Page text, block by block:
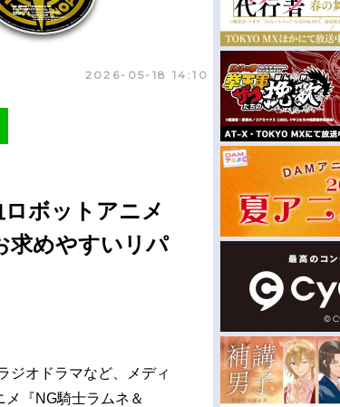
2026-05-18 14:10
ボットアニメ
求めやすいリパ
ジオドラマなど、メディ
『NG騎士ラムネ＆